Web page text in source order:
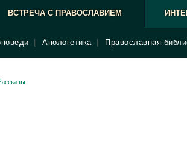
ВСТРЕЧА С ПРАВОСЛАВИЕМ
Апологетика Православная